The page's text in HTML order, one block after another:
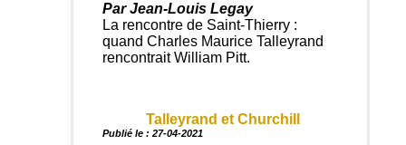
Par Jean-Louis Legay
La rencontre de Saint-Thierry :
quand Charles Maurice Talleyrand
rencontrait William Pitt.
Talleyrand et Churchill
Publié le : 27-04-2021